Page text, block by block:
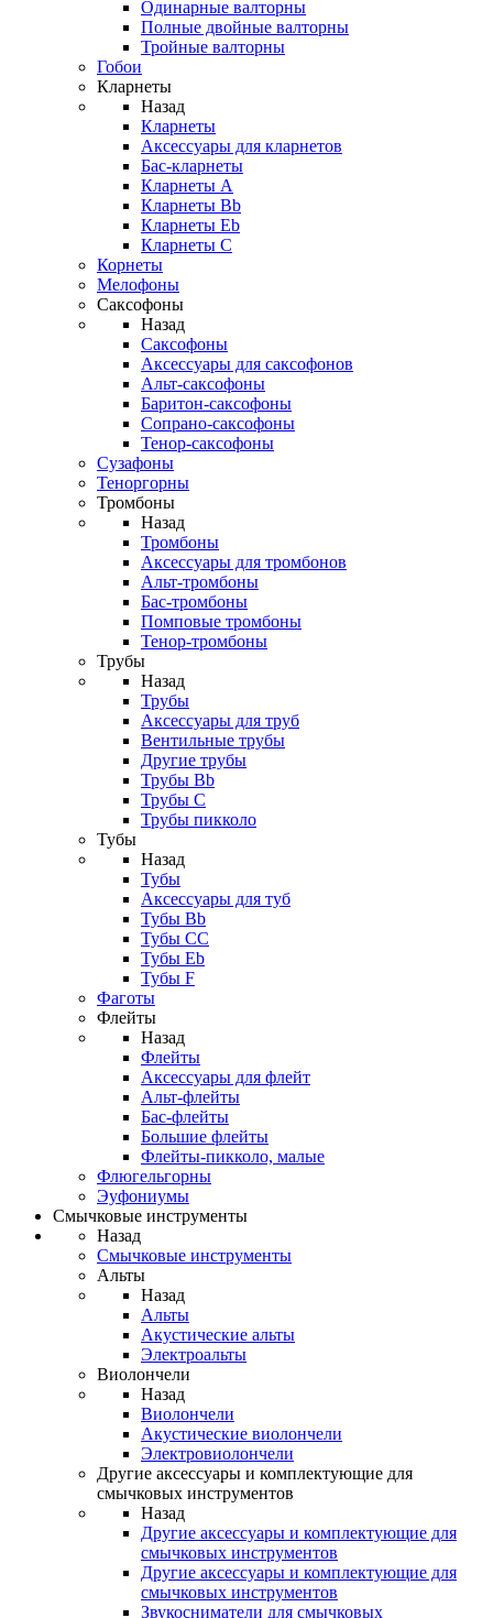
Одинарные валторны
Полные двойные валторны
Тройные валторны
Гобои
Кларнеты
Назад
Кларнеты
Аксессуары для кларнетов
Бас-кларнеты
Кларнеты A
Кларнеты Bb
Кларнеты Eb
Кларнеты С
Корнеты
Мелофоны
Саксофоны
Назад
Саксофоны
Аксессуары для саксофонов
Альт-саксофоны
Баритон-саксофоны
Сопрано-саксофоны
Тенор-саксофоны
Сузафоны
Теноргорны
Тромбоны
Назад
Тромбоны
Аксессуары для тромбонов
Альт-тромбоны
Бас-тромбоны
Помповые тромбоны
Тенор-тромбоны
Трубы
Назад
Трубы
Аксессуары для труб
Вентильные трубы
Другие трубы
Трубы Bb
Трубы C
Трубы пикколо
Тубы
Назад
Тубы
Аксессуары для туб
Тубы Bb
Тубы CC
Тубы Eb
Тубы F
Фаготы
Флейты
Назад
Флейты
Аксессуары для флейт
Альт-флейты
Бас-флейты
Большие флейты
Флейты-пикколо, малые
Флюгельгорны
Эуфониумы
Смычковые инструменты
Назад
Смычковые инструменты
Альты
Назад
Альты
Акустические альты
Электроальты
Виолончели
Назад
Виолончели
Акустические виолончели
Электровиолончели
Другие аксессуары и комплектующие для
смычковых инструментов
Назад
Другие аксессуары и комплектующие для
смычковых инструментов
Другие аксессуары и комплектующие для
смычковых инструментов
Звукосниматели для смычковых